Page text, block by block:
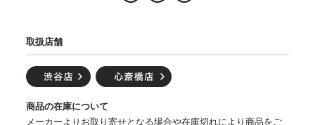
取扱店舗
商品の在庫について
メーカーよりお取り寄せとなる場合や在庫切れにより商品をご